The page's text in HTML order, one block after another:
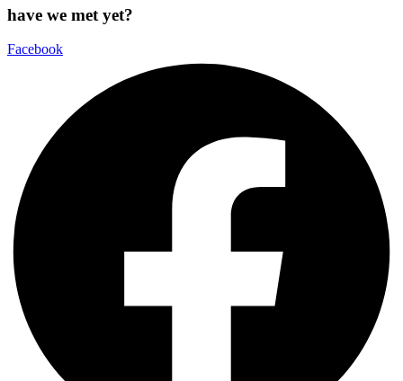
have we met yet?
Facebook